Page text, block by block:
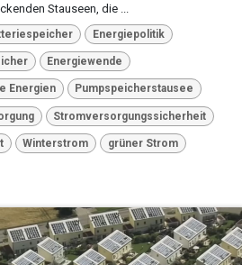
Stauseen, die ...
Energiepolitik
Energiewende
Energien Pumpspeicherstausee
Stromversorgungssicherheit
Winterstrom
grüner Strom